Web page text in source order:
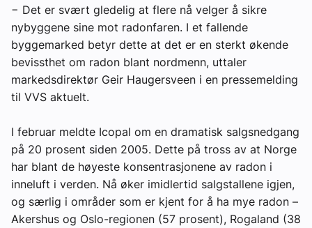
− Det er svært gledelig at flere nå velger å sikre
nybyggene sine mot radonfaren. I et fallende
byggemarked betyr dette at det er en sterkt økende
bevissthet om radon blant nordmenn, uttaler
markedsdirektør Geir Haugersveen i en pressemelding
til VVS aktuelt.
I februar meldte Icopal om en dramatisk salgsnedgang
på 20 prosent siden 2005. Dette på tross av at Norge
har blant de høyeste konsentrasjonene av radon i
inneluft i verden. Nå øker imidlertid salgstallene igjen,
og særlig i områder som er kjent for å ha mye radon –
Akershus og Oslo-regionen (57 prosent), Rogaland (38